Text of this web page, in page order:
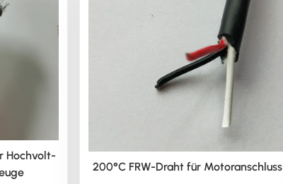
Hochvolt-
200°C FRW-Draht für Motoranschluss